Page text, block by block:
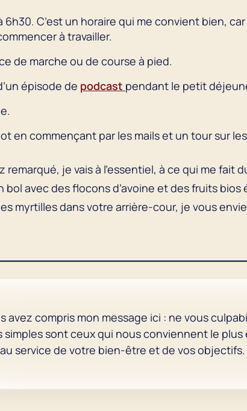
6h30. C’est un horaire qui me convient bien,
à travailler.
de marche ou de course à pied.
épisode de podcast pendant le petit
en commençant par les mails et un tour sur les
remarqué, je vais à l’essentiel, à ce qui me
bol avec des flocons d’avoine et des fruits
myrtilles dans votre arrière-cour, je vous
avez compris mon message ici : ne vous
simples sont ceux qui nous conviennent le
service de votre bien-être et de vos objectifs.